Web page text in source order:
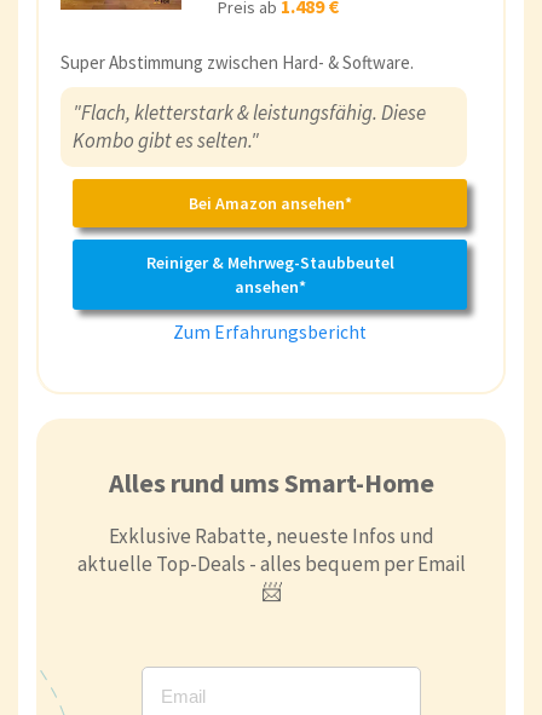
Preis ab 1.489 €
Super Abstimmung zwischen Hard- & Software.
"Flach, kletterstark & leistungsfähig. Diese
Kombo gibt es selten."
Bei Amazon ansehen*
Reiniger & Mehrweg-Staubbeutel
ansehen*
Zum Erfahrungsbericht
Alles rund ums Smart-Home
Exklusive Rabatte, neueste Infos und
aktuelle Top-Deals - alles bequem per Email
📨